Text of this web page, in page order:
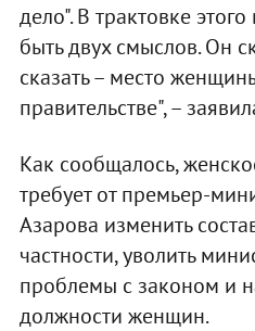
дело". В трактовке
быть двух смыслов. Он
сказать – место
правительстве", –
Как сообщалось,
требует от премьер-
Азарова изменить
частности, уволить
проблемы с законом и
должности женщин.